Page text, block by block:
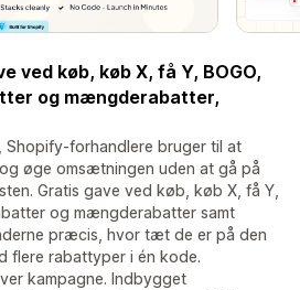
ved køb, køb X, få Y, BOGO,
og mængderabatter,
forhandlere bruger til at
øge omsætningen uden at gå på
Gratis gave ved køb, køb X, få Y,
og mængderabatter samt
præcis, hvor tæt de er på den
flere rabattyper i én kode.
kampagne. Indbygget